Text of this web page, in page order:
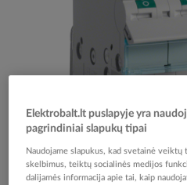
Skip
the
beginning
Reali prekė gali skirtis nuo
Kirtiklis 3P 32A 2 modulių -
Elektrobalt.lt puslapyje yra
pagrindiniai slapukų tipai
Naudojame slapukus, kad svetainė
skelbimus, teiktų socialinės medijos
dalijamės informacija apie tai, kaip